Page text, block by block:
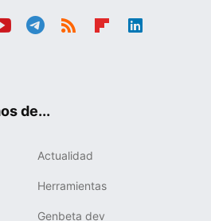
de...
Actualidad
Herramientas
Genbeta dev